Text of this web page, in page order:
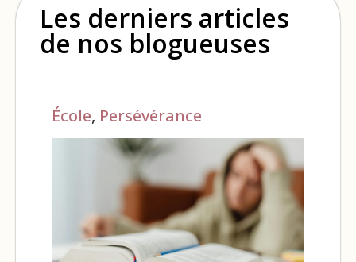
Les derniers articles
de nos blogueuses
École, Persévérance